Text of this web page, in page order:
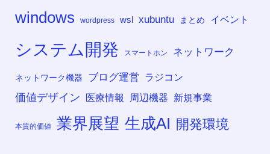
windows wordpress wsl xubuntu まとめ イベント
システム開発 スマートホン ネットワーク
ネットワーク機器 ブログ運営 ラジコン
価値デザイン 医療情報 周辺機器 新規事業
本質的価値 業界展望 生成AI 開発環境